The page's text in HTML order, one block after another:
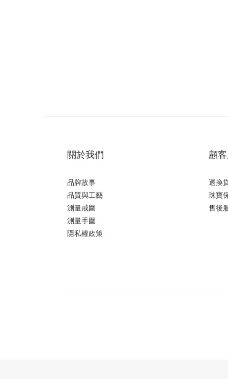
關於我們
品牌故事
品質與工藝
測量戒圍
測量手圍
隱私權政策
顧
退換
珠寶
售後